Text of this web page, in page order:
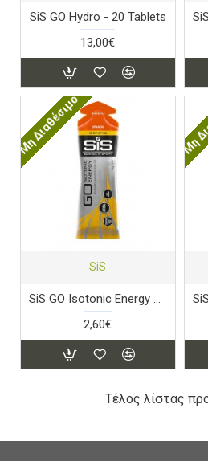
SiS GO Hydro - 20 Tablets
13,00€
Μη Διαθέσιμο
SiS
SiS GO Isotonic Energy Gel
2,60€
Μη
Τέλος λίστας